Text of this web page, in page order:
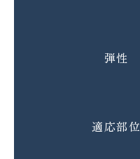
弾性
適応部位